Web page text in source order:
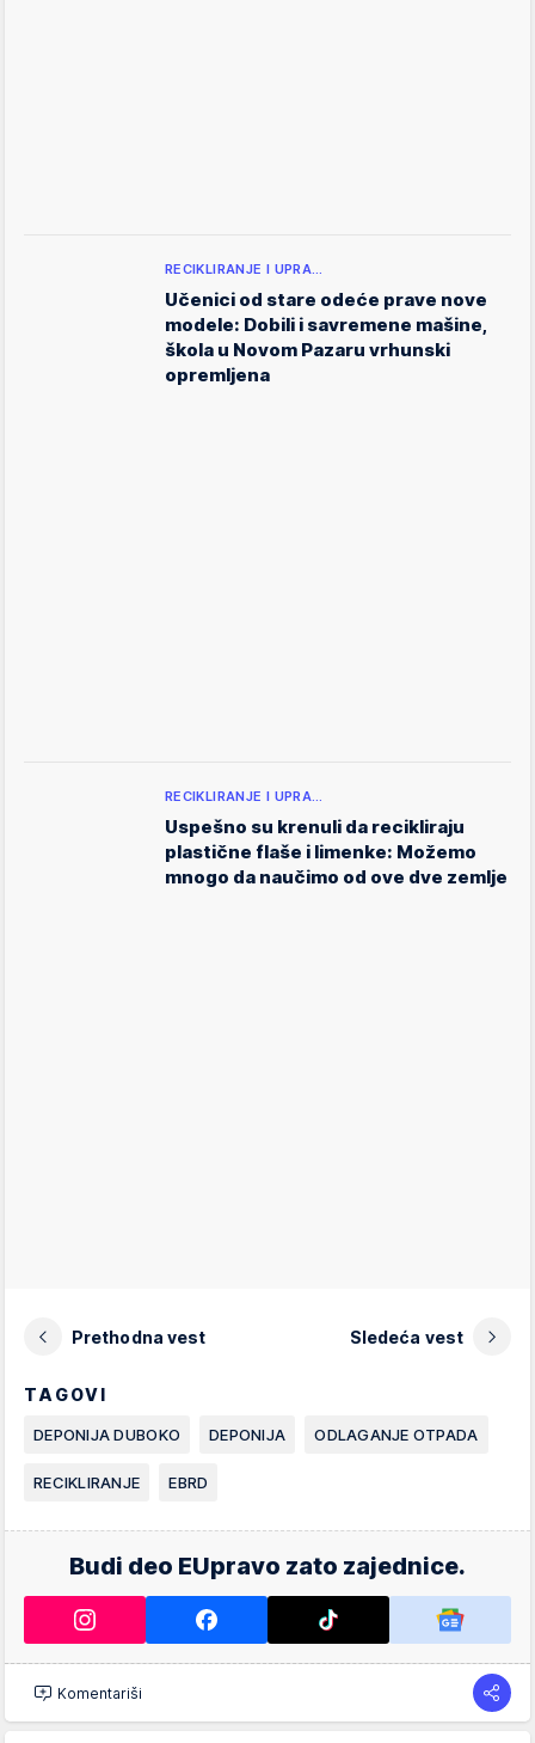
RECIKLIRANJE I UPRA…
Učenici od stare odeće prave nove
modele: Dobili i savremene mašine,
škola u Novom Pazaru vrhunski
opremljena
RECIKLIRANJE I UPRA…
Uspešno su krenuli da recikliraju
plastične flaše i limenke: Možemo
mnogo da naučimo od ove dve zemlje
Prethodna vest Sledeća vest
TAGOVI
DEPONIJA DUBOKO DEPONIJA ODLAGANJE OTPADA
RECIKLIRANJE EBRD
Budi deo EUpravo zato zajednice.
Komentariši